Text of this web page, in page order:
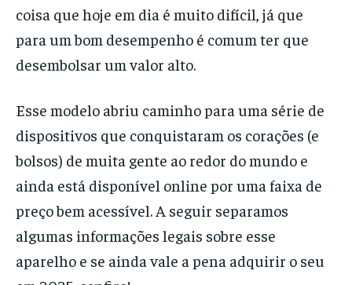
coisa que hoje em dia é muito difícil, já que
para um bom desempenho é comum ter que
desembolsar um valor alto.
Esse modelo abriu caminho para uma série de
dispositivos que conquistaram os corações (e
bolsos) de muita gente ao redor do mundo e
ainda está disponível online por uma faixa de
preço bem acessível. A seguir separamos
algumas informações legais sobre esse
aparelho e se ainda vale a pena adquirir o seu